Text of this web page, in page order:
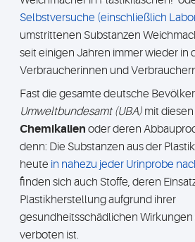
Selbstversuche (einschließlich
umstrittenen Substanzen
seit einigen Jahren immer wieder in
Verbraucherinnen und
Fast die gesamte deutsche
Umweltbundesamt (UBA) mit diesen
Chemikalien oder deren
denn: Die Substanzen aus der
heute in nahezu jeder Urinprobe
finden sich auch Stoffe, deren
Plastikherstellung aufgrund ihrer
gesundheitsschädlichen
verboten ist.